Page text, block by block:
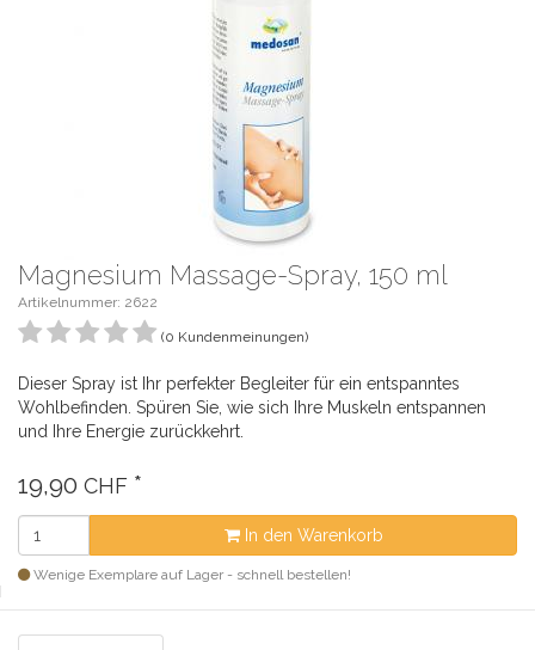
Magnesium Massage-Spray, 150 ml
Artikelnummer: 2622
(0 Kundenmeinungen)
Dieser Spray ist Ihr perfekter Begleiter für ein entspanntes
Wohlbefinden. Spüren Sie, wie sich Ihre Muskeln entspannen
und Ihre Energie zurückkehrt.
19,90 CHF *
In den Warenkorb
Wenige Exemplare auf Lager - schnell bestellen!